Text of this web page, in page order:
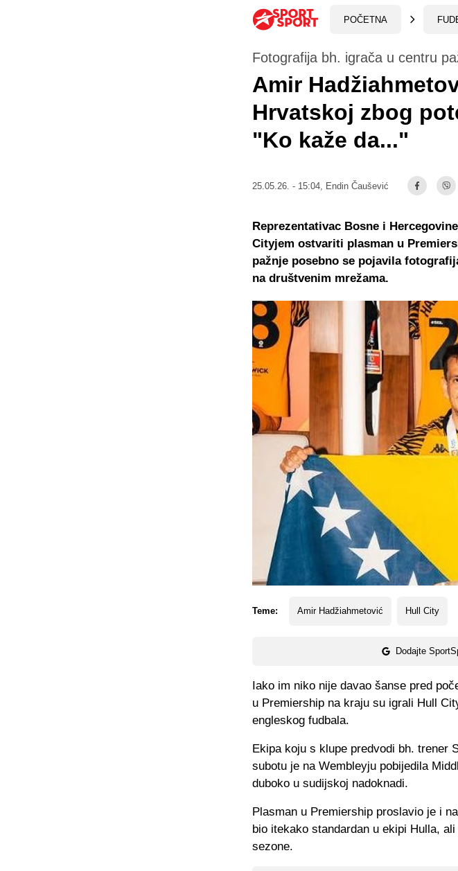
POČETNA
Fotografija bh. igrača u centru
Amir
Hrvatskoj zbog
"Ko kaže da..."
25.05.26. - 15:04, Endin Čaušević
Teme: Amir Hadžiahmetović Hull City
Dodajte
Reprezentativac Bosne i
Cityjem ostvariti plasman u
pažnje posebno se pojavila
na društvenim mrežama.
Iako im niko nije davao šanse pred
u Premiership na kraju su igrali Hull
engleskog fudbala.
Ekipa koju s klupe predvodi bh. trener
subotu je na Wembleyju pobijedila
duboko u sudijskoj nadoknadi.
Plasman u Premiership proslavio je i
bio itekako standardan u ekipi Hulla,
sezone.